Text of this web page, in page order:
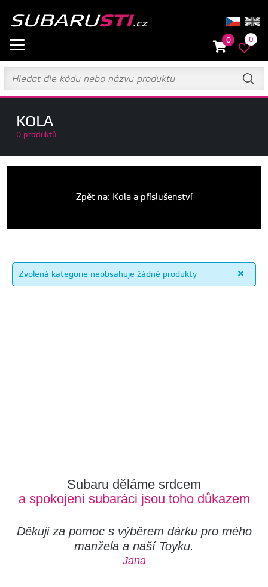
0 0
KOLA
0 produktů
Zpět na: Kola a příslušenství
Zvolená kategorie neobsahuje žádné produkty
Subaru děláme srdcem
a spokojení subaráci jsou toho důkazem
Děkuji za pomoc s výběrem dárku pro mého
manžela a naší Toyku.
Jana